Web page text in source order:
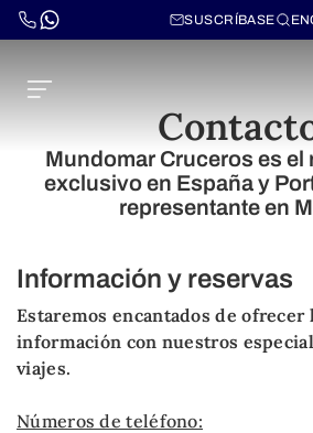
SUSCRÍBASE
Mundomar Cruceros es el
exclusivo en España y
representante en
Información y reservas
Estaremos encantados de ofrecer
información con nuestros
viajes.
Números de teléfono: